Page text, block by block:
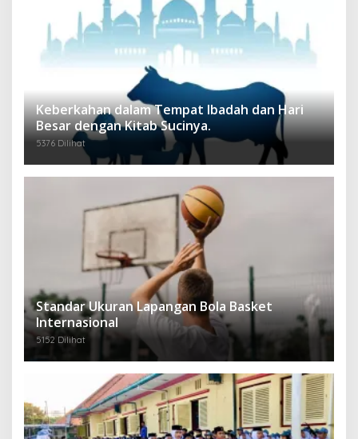
Keberkahan dalam Tempat Ibadah dan Hari
Besar dengan Kitab Sucinya.
5376 Dilihat
Standar Ukuran Lapangan Bola Basket
Internasional
5152 Dilihat